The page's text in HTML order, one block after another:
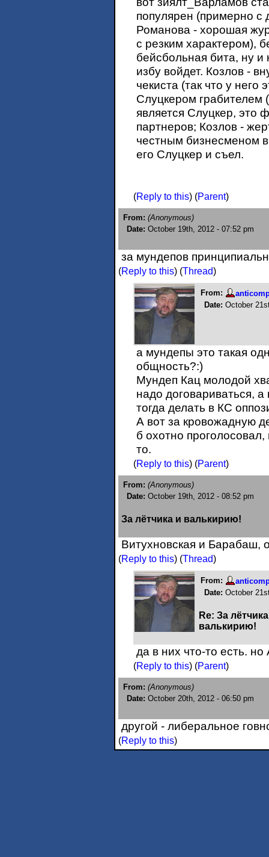
популярен (примерно с
Романова - хорошая
с резким характером),
бейсбольная бита, ну и
избу войдет. Козлов -
чекиста (так что у него
Слуцкером грабителем
является Слуцкер, это
партнеров; Козлов -
честным бизнесменом
его Слуцкер и съел.
(Reply to this) (Parent)
From: (Anonymous)
Date: October 19th, 2012 - 07:52 pm
за мундепов
(Reply to this) (Thread)
From:
Date: October
а мундепы это такая
общность?:)
Мундеп Кац молодой
надо договариваться,
тогда делать в КС
А вот за кровожадную
б охотно
то.
(Reply to this) (Parent)
From: (Anonymous)
Date: October 19th, 2012 - 08:52 pm
За лётчика и валькирию!
Витухновская и Барабаш,
(Reply to this) (Thread)
From:
Date: October
Re: За
валькирию!
да в них что-то есть.
(Reply to this) (Parent)
From: (Anonymous)
Date: October 20th, 2012 - 06:50 pm
другой - либеральное
(Reply to this)